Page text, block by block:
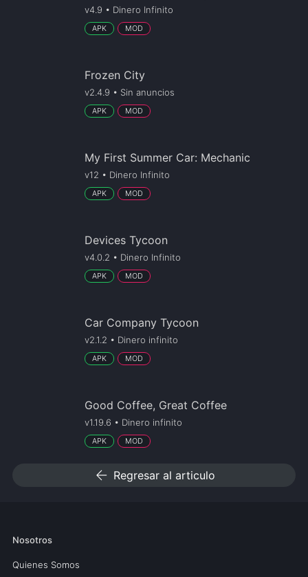
v4.9 • Dinero Infinito
APK MOD
Frozen City
v2.4.9 • Sin anuncios
APK MOD
My First Summer Car: Mechanic
v12 • Dinero Infinito
APK MOD
Devices Tycoon
v4.0.2 • Dinero Infinito
APK MOD
Car Company Tycoon
v2.1.2 • Dinero infinito
APK MOD
Good Coffee, Great Coffee
v1.19.6 • Dinero infinito
APK MOD
arrow_back Regresar al articulo
Nosotros
Quienes Somos